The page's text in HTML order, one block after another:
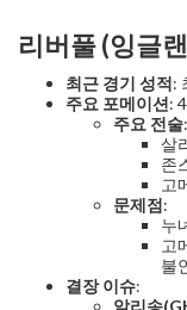
리버풀 (잉글
최근 경기 성적:
주요 포메이션:
주요 전술:
살
존
고
문제점:
누
고
불
결장 이슈:
알리송